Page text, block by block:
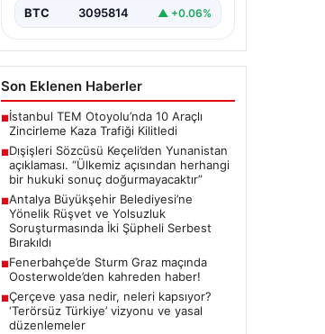
BTC 3095814 ▲ +0.06%
Son Eklenen Haberler
■İstanbul TEM Otoyolu’nda 10 Araçlı
Zincirleme Kaza Trafiği Kilitledi
■Dışişleri Sözcüsü Keçeli’den Yunanistan
açıklaması. “Ülkemiz açısından herhangi
bir hukuki sonuç doğurmayacaktır”
■Antalya Büyükşehir Belediyesi’ne
Yönelik Rüşvet ve Yolsuzluk
Soruşturmasında İki Şüpheli Serbest
Bırakıldı
■Fenerbahçe’de Sturm Graz maçında
Oosterwolde’den kahreden haber!
■Çerçeve yasa nedir, neleri kapsıyor?
‘Terörsüz Türkiye’ vizyonu ve yasal
düzenlemeler